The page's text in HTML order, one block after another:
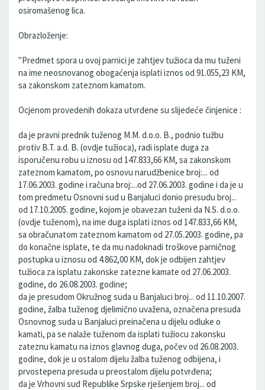
osiromašenog lica.
Obrazloženje:
"Predmet spora u ovoj parnici je zahtjev tužioca da mu tuženi
na ime neosnovanog obogaćenja isplati iznos od 91.055,23 KM,
sa zakonskom zateznom kamatom.
Ocjenom provedenih dokaza utvrđene su slijedeće činjenice :
da je pravni prednik tuženog M.M. d.o.o. B., podnio tužbu
protiv B.T. a.d. B. (ovdje tužioca), radi isplate duga za
isporučenu robu u iznosu od 147.833,66 KM, sa zakonskom
zateznom kamatom, po osnovu narudžbenice broj:... od
17.06.2003. godine i računa broj:...od 27.06.2003. godine i da je u
tom predmetu Osnovni sud u Banjaluci donio presudu broj...
od 17.10.2005. godine, kojom je obavezan tuženi da N.S. d.o.o.
(ovdje tuženom), na ime duga isplati iznos od 147.833,66 KM,
sa obračunatom zateznom kamatom od 27.05.2003. godine, pa
do konačne isplate, te da mu nadoknadi troškove parničnog
postupka u iznosu od 4.862,00 KM, dok je odbijen zahtjev
tužioca za isplatu zakonske zatezne kamate od 27.06.2003.
godine, do 26.08.2003. godine;
da je presudom Okružnog suda u Banjaluci broj... od 11.10.2007.
godine, žalba tuženog djelimično uvažena, označena presuda
Osnovnog suda u Banjaluci preinačena u dijelu odluke o
kamati, pa se nalaže tuženom da isplati tužiocu zakonsku
zateznu kamatu na iznos glavnog duga, počev od 26.08.2003.
godine, dok je u ostalom dijelu žalba tuženog odbijena, i
prvostepena presuda u preostalom dijelu potvrđena;
da je Vrhovni sud Republike Srpske rješenjem broj... od